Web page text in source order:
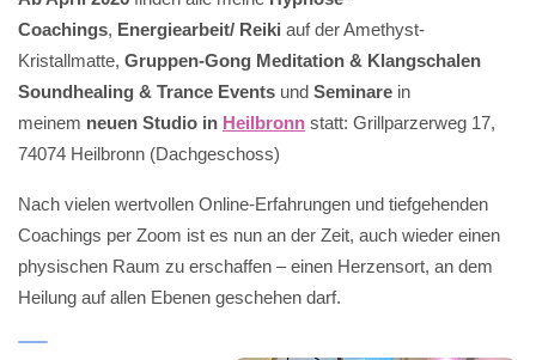
Coachings, Energiearbeit/ Reiki auf der Amethyst-
Kristallmatte, Gruppen-Gong Meditation & Klangschalen
Soundhealing & Trance Events und Seminare in
meinem neuen Studio in Heilbronn statt: Grillparzerweg 17,
74074 Heilbronn (Dachgeschoss)
Nach vielen wertvollen Online-Erfahrungen und tiefgehenden
Coachings per Zoom ist es nun an der Zeit, auch wieder einen
physischen Raum zu erschaffen – einen Herzensort, an dem
Heilung auf allen Ebenen geschehen darf.